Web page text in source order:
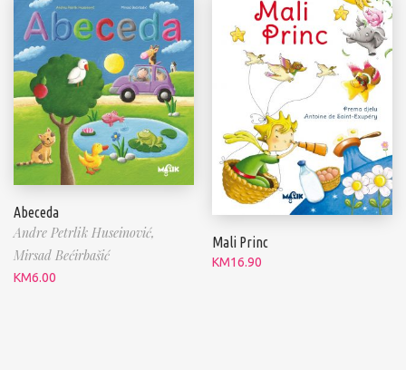
Abeceda
Andre Petrlik Huseinović,
Mirsad Bećirbašić
KM6.00
Mali Princ
KM16.90